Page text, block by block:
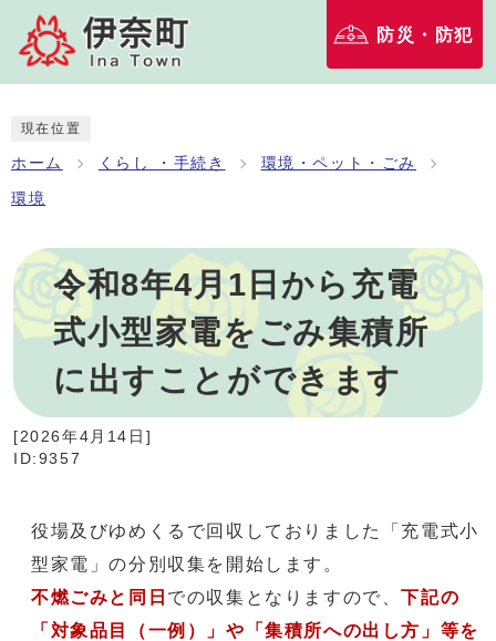
防災・防犯
現在位置
ホーム くらし ・手続き 環境・ペット・ごみ
環境
令和8年4月1日から充電
式小型家電をごみ集積所
に出すことができます
[2026年4月14日 ]
ID:9357
役場及びゆめくるで回収しておりました「充電式小
型家電」の分別収集を開始します。
不燃ごみと同日 での収集となりますので、下記の
「対象品目（一例）」や「集積所への出し方」等を